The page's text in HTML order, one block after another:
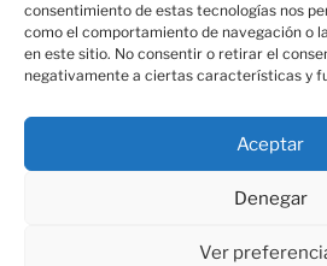
consentimiento de estas tecnologías nos
como el comportamiento de navegación o
en este sitio. No consentir o retirar el
negativamente a ciertas características y
Aceptar
Denegar
Ver
CONTACTO
fundacion@magtel.es
Parque Empresarial Las Quemadas
C/Gabriel Ramos Bejarano, 114
14014 Córdoba